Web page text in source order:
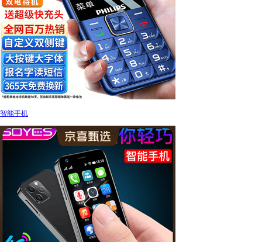
智能手机